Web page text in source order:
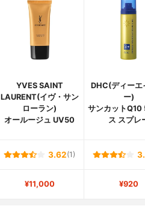
YVES SAINT
LAURENT(イヴ・サン
ローラン)
オールージュ UV50
DHC(ディーエ
ー)
サンカットQ10
ス スプレ
3.62(1)
¥11,000 ¥920